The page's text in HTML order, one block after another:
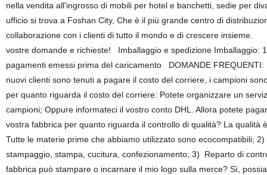
nella vendita all'ingrosso di mobili per hotel e banchetti, sedie per
ufficio si trova a Foshan City, Che è il più grande centro di
collaborazione con i clienti di tutto il mondo e di crescere
vostre domande e richieste! Imballaggio e spedizione Imballaggio:
pagamenti emessi prima del caricamento DOMANDE
nuovi clienti sono tenuti a pagare il costo del corriere, i campioni
per quanto riguarda il costo del corriere: Potete organizzare un
campioni; Oppure informateci il vostro conto DHL. Allora potete
vostra fabbrica per quanto riguarda il controllo di qualità? La
Tutte le materie prime che abbiamo utilizzato sono ecocompatibili;
stampaggio, stampa, cucitura, confezionamento; 3) Reparto di
fabbrica può stampare o incarnare il mio logo sulla merce? Sì,